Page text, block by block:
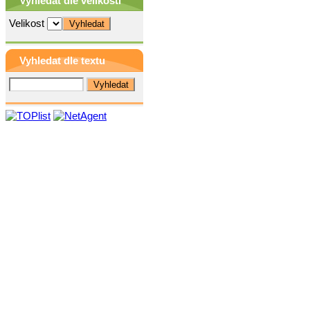
Velikost
Vyhledat dle textu